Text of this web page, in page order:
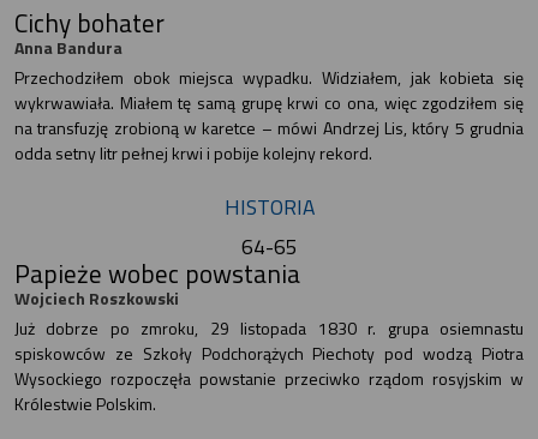
Cichy bohater
Anna Bandura
Przechodziłem obok miejsca wypadku. Widziałem, jak kobieta się
wykrwawiała. Miałem tę samą grupę krwi co ona, więc zgodziłem się
na transfuzję zrobioną w karetce – mówi Andrzej Lis, który 5 grudnia
odda setny litr pełnej krwi i pobije kolejny rekord.
HISTORIA
64-65
Papieże wobec powstania
Wojciech Roszkowski
Już dobrze po zmroku, 29 listopada 1830 r. grupa osiemnastu
spiskowców ze Szkoły Podchorążych Piechoty pod wodzą Piotra
Wysockiego rozpoczęła powstanie przeciwko rządom rosyjskim w
Królestwie Polskim.